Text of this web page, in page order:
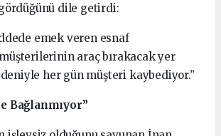
dile getirdi:
emek veren esnaf
araç bırakacak yer
her gün müşteri kaybediyor.”
Bağlanmıyor”